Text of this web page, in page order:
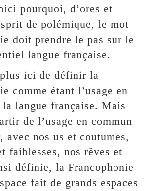
pourquoi, d’ores et
de polémique, le mot
doit prendre le pas sur le
langue française.
ici de définir la
comme étant l’usage en
la langue française. Mais
de l’usage en commun
avec nos us et coutumes,
faiblesses, nos rêves et
définie, la Francophonie
fait de grands espaces